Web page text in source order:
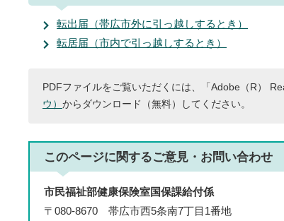
転出届（帯広市外に引っ越しするとき）
転居届（市内で引っ越しするとき）
PDFファイルをご覧いただくには、「Adobe（R）
ウ） からダウンロード（無料）してください。
このページに関するご意見・お問い合わせ
市民福祉部健康保険室国保課給付係
〒080-8670 帯広市西5条南7丁目1番地